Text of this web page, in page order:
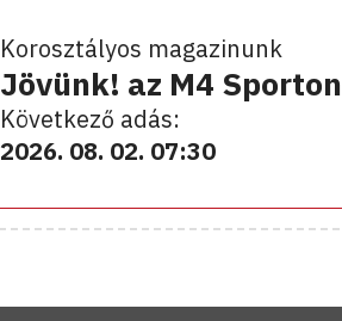
Korosztályos magazinunk
Jövünk! az M4 Sporton
Következő adás:
2026. 08. 02. 07:30